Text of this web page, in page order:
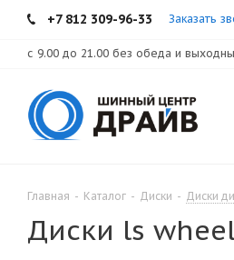
+7 812 309-96-33 Заказать
с 9.00 до 21.00 без обеда и
Главная - Каталог - Диски - Диски
Диски ls